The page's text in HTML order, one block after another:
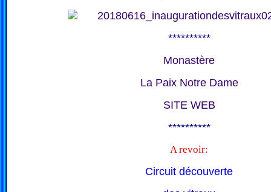
**********
Monastère
La Paix Notre Dame
SITE WEB
**********
A revoir:
Circuit découverte